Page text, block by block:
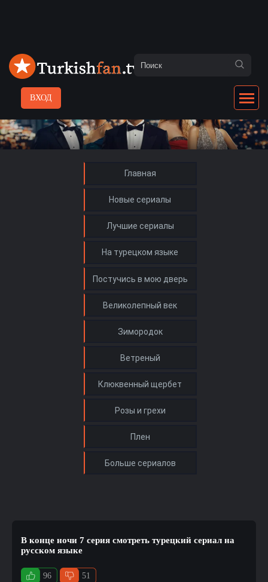
ВХОД
Главная
Новые сериалы
Лучшие сериалы
На турецком языке
В конце ночи 7 серия смотреть турецкий сериал на
русском языке
96 51